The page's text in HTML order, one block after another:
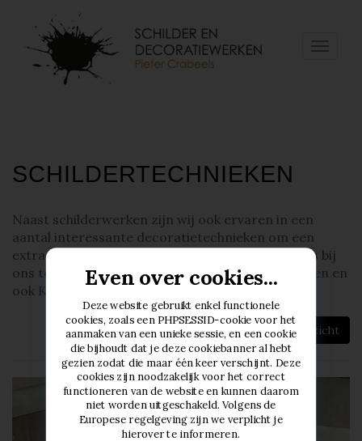
Toggle
SCHILDERTECHNIEKEN
Naast schilderwerken zijn wij ook ervaren in een
aantal interessante decoratietechnieken om een
extra cachet te geven aan uw interieur. U kan dus bij
ons terecht voor de expertise in Stucco technieken en
ook Kaleiwerken.
Keer terug naar het overzicht
Even over cookies...
Deze website gebruikt enkel functionele
cookies, zoals een PHPSESSID-cookie voor het
aanmaken van een unieke sessie, en een cookie
die bijhoudt dat je deze cookiebanner al hebt
gezien zodat die maar één keer verschijnt. Deze
cookies zijn noodzakelijk voor het correct
functioneren van de website en kunnen daarom
niet worden uitgeschakeld. Volgens de
Europese regelgeving zijn we verplicht je
hierover te informeren.